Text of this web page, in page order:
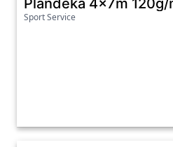
Plandeka 4x7m
Sport Service